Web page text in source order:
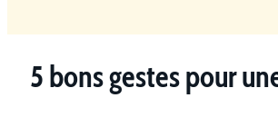
5 bons gestes pour